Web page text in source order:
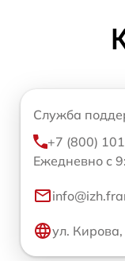
Служба
+7 (800)
Ежедневно с
ул.